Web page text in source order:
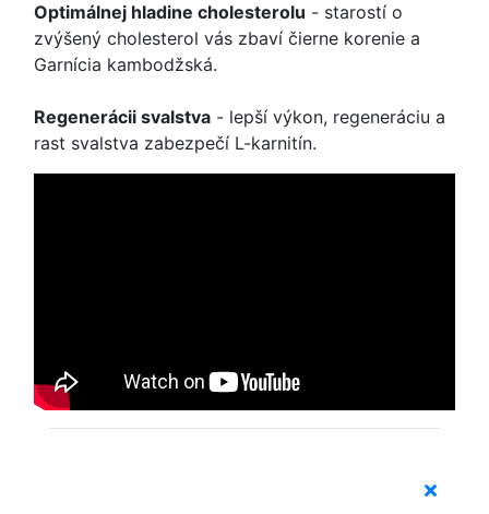
Optimálnej hladine cholesterolu - starostí o
zvýšený cholesterol vás zbaví čierne korenie a
Garnícia kambodžská.
Regenerácii svalstva - lepší výkon, regeneráciu a
rast svalstva zabezpečí L-karnitín.